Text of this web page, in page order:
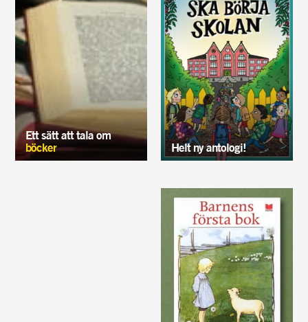
Ett sätt att tala om
böcker
Helt ny antologi!